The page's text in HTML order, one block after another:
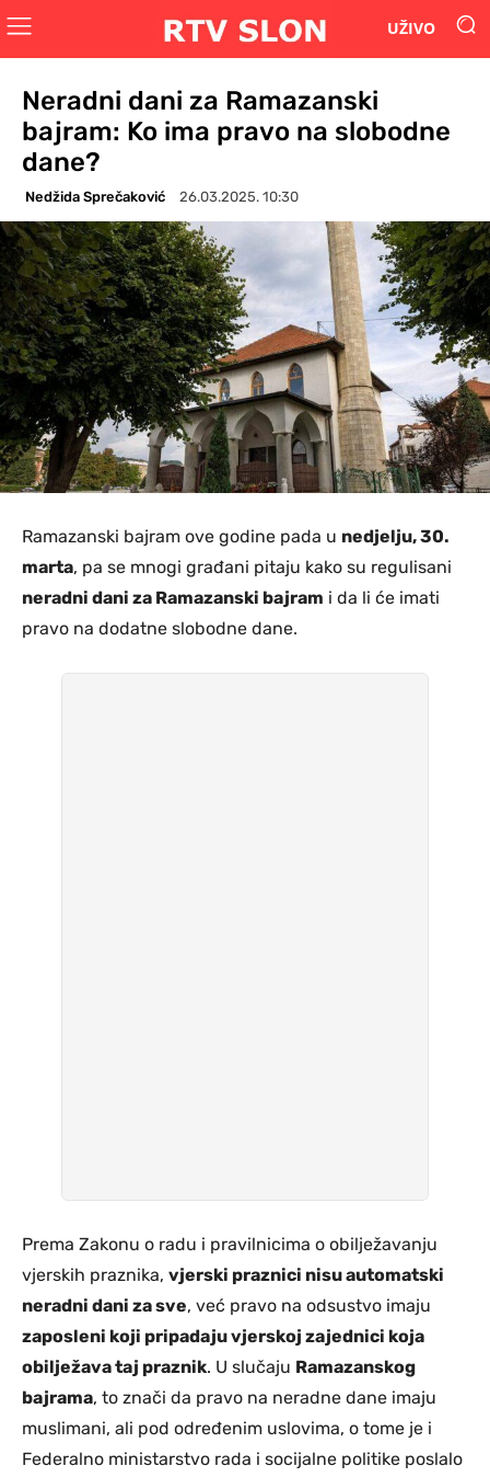
UŽIVO
Neradni dani za Ramazanski
bajram: Ko ima pravo na slobodne
dane?
Nedžida Sprečaković 26.03.2025. 10:30
Ramazanski bajram ove godine pada u nedjelju, 30.
marta, pa se mnogi građani pitaju kako su regulisani
neradni dani za Ramazanski bajram i da li će imati
pravo na dodatne slobodne dane.
Prema Zakonu o radu i pravilnicima o obilježavanju
vjerskih praznika, vjerski praznici nisu automatski
neradni dani za sve, već pravo na odsustvo imaju
zaposleni koji pripadaju vjerskoj zajednici koja
obilježava taj praznik. U slučaju Ramazanskog
bajrama, to znači da pravo na neradne dane imaju
muslimani, ali pod određenim uslovima, o tome je i
Federalno ministarstvo rada i socijalne politike poslalo